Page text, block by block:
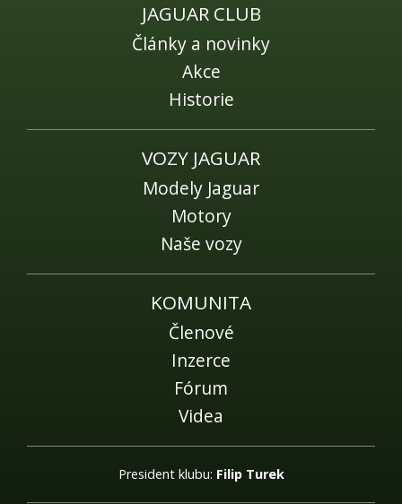
JAGUAR CLUB
Články a novinky
Akce
Historie
VOZY JAGUAR
Modely Jaguar
Motory
Naše vozy
KOMUNITA
Členové
Inzerce
Fórum
Videa
President klubu: Filip Turek